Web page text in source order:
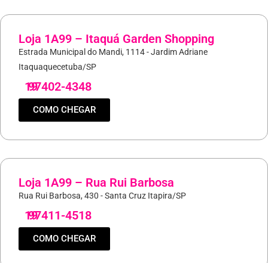
Loja 1A99 – Itaquá Garden Shopping
Estrada Municipal do Mandi, 1114 - Jardim Adriane
Itaquaquecetuba/SP
19
97402-4348
COMO CHEGAR
Loja 1A99 – Rua Rui Barbosa
Rua Rui Barbosa, 430 - Santa Cruz Itapira/SP
19
97411-4518
COMO CHEGAR